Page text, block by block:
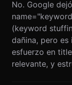
No. Google
(keyword
dañina, pero
esfuerzo en
relevante, y